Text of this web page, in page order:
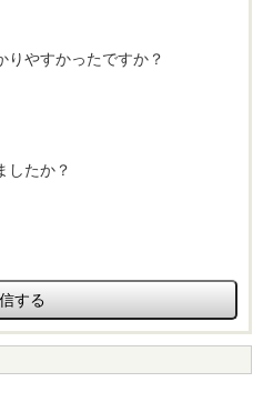
りやすかったですか？
したか？